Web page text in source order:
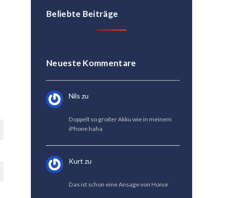
Beliebte Beiträge
Neueste Kommentare
Nils zu
Doppelt so großer Akku wie in meinem
iPhone haha
Kurt zu
Das ist schon eine Ansage von Honor